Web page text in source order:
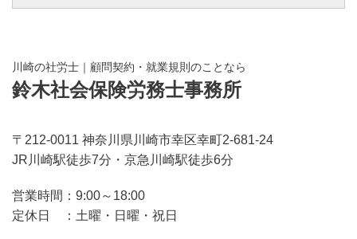
川崎の社労士｜顧問契約・就業規則のことなら
鈴木社会保険労務士事務所
〒212-0011 神奈川県川崎市幸区幸町2-681-24
JR川崎駅徒歩7分・京急川崎駅徒歩6分
営業時間：9:00～18:00
定休日 ：土曜・日曜・祝日